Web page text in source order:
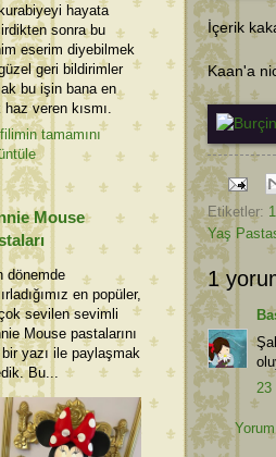
İçerik
Kaan'a
Etiketler:
Yaş
1
23
hayata
sonra bu
eserim diyebilmek
geri bildirimler
bu işin bana en
veren kısmı.
tamamını
Mouse
dönemde
en popüler,
sevilen sevimli
Mouse pastalarını
yazı ile paylaşmak
Bu...